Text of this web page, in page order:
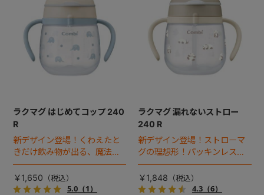
ラクマグ はじめてコップ 240
R
新デザイン登場！くわえたと
きだけ飲み物が出る、魔法の
コップでコップ飲みにチャレ
ンジ！
￥1,650
5.0（1）
ラクマグ 漏れないストロー
240 R
新デザイン登場！ストローマ
グの理想形！パッキンレス構
造で付けはずしやお手入れが
ラクな、スタンダードボト
ル。
￥1,848
4.3（6）